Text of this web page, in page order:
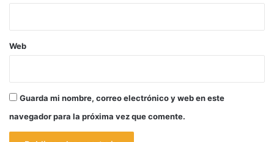
Web
Guarda mi nombre, correo electrónico y web en este
navegador para la próxima vez que comente.